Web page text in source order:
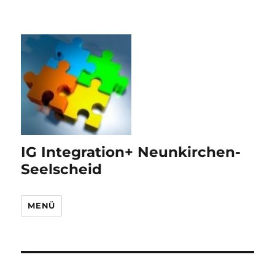
IG Integration+ Neunkirchen-
Seelscheid
MENÜ